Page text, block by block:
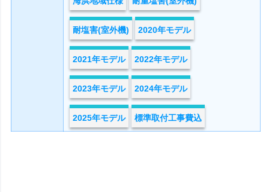
耐塩害(室外機) 2020年モデル
2021年モデル 2022年モデル
2023年モデル 2024年モデル
2025年モデル 標準取付工事費込